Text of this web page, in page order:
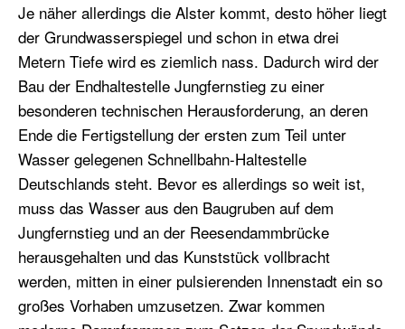
Je näher allerdings die Alster kommt, desto höher liegt
der Grundwasserspiegel und schon in etwa drei
Metern Tiefe wird es ziemlich nass. Dadurch wird der
Bau der Endhaltestelle Jungfernstieg zu einer
besonderen technischen Herausforderung, an deren
Ende die Fertigstellung der ersten zum Teil unter
Wasser gelegenen Schnellbahn-Haltestelle
Deutschlands steht. Bevor es allerdings so weit ist,
muss das Wasser aus den Baugruben auf dem
Jungfernstieg und an der Reesendammbrücke
herausgehalten und das Kunststück vollbracht
werden, mitten in einer pulsierenden Innenstadt ein so
großes Vorhaben umzusetzen. Zwar kommen